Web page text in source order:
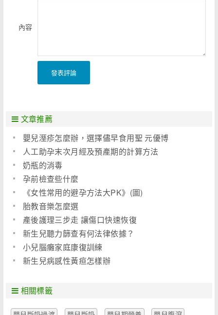
內容
發表評論
文章推薦
嬰兒溼疹怎麼辦，選擇儘早食用聖 元優博
人工助孕末次月經及預產期的計算方法
奶瓶的消毒
孕前檢查些什麼
《女性常用的避孕方法大PK》(圖)
胎教音樂怎麼選
產後護理三步走 讓傷口快速恢復
新生兒聽力篩查有何法律依據？
小兒腦癱家庭康復訓練
新生兒病感性黃疸怎樣辦
相關標籤